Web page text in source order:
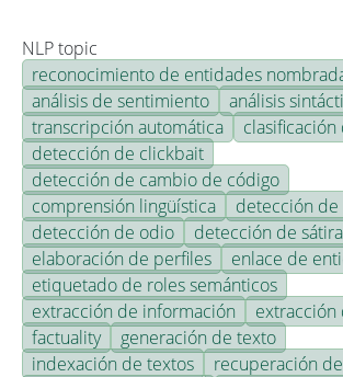
NLP topic
reconocimiento de entidades
análisis de sentimiento
análisis
transcripción automática
detección de clickbait
detección de cambio de código
comprensión lingüística
detección de
detección de odio
detección de sátira
elaboración de perfiles
enlace de
etiquetado de roles semánticos
extracción de información
extracción
factuality
generación de texto
indexación de textos
recuperación